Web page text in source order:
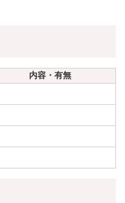
内容・有無